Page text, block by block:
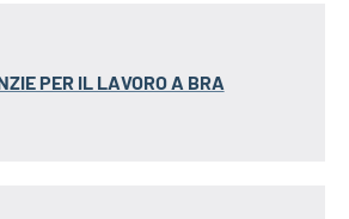
PER IL LAVORO A BRA